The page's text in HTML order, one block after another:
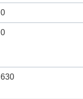
0
0
630